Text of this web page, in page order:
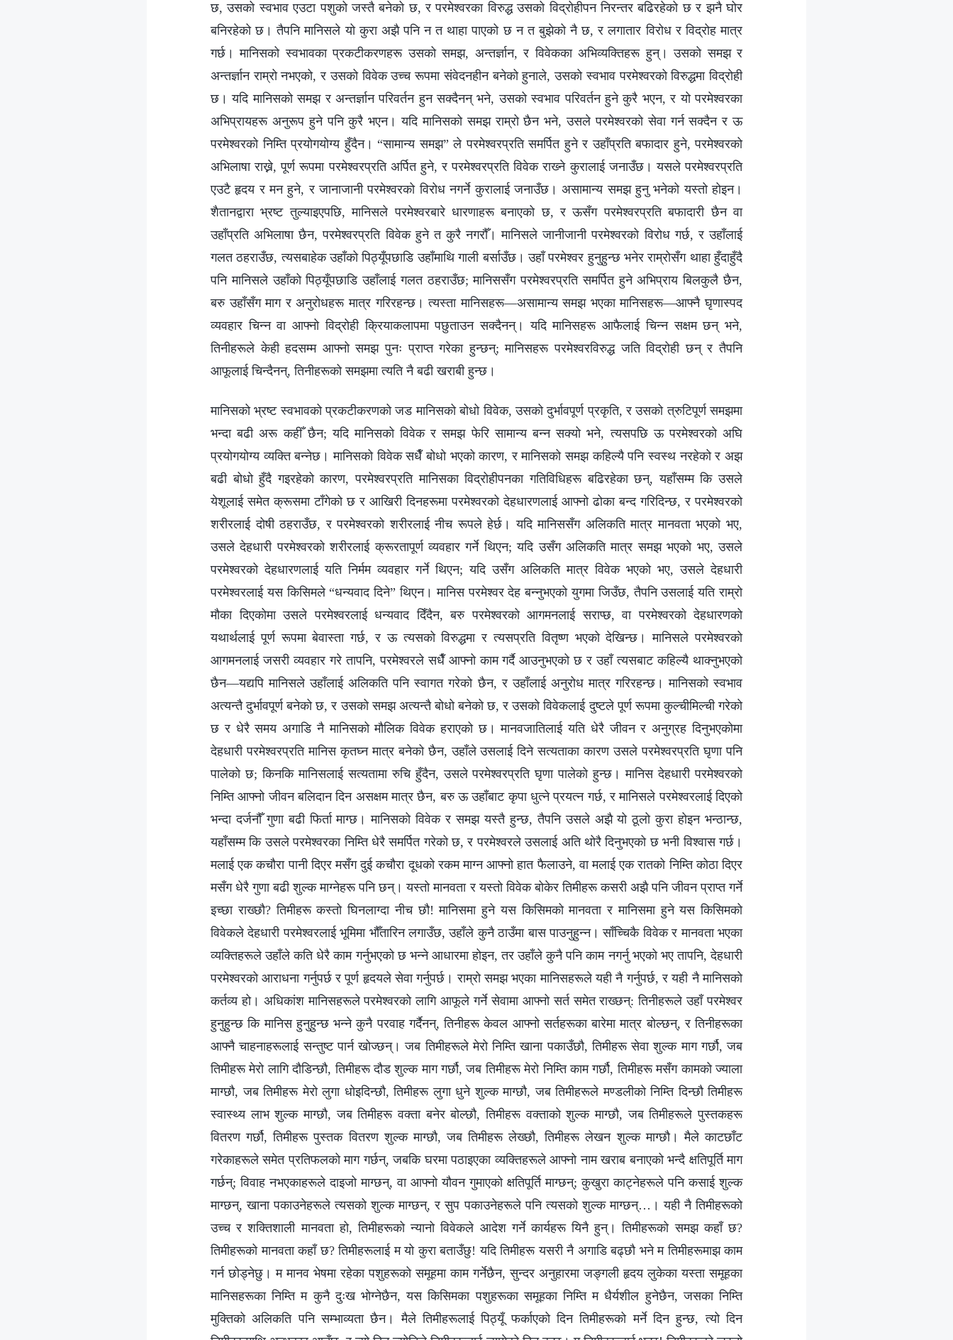
छ, उसको स्वभाव एउटा पशुको जस्तै बनेको छ, र परमेश्‍वरका विरुद्ध उसको विद्रोहीपन निरन्तर बढिरहेको छ र झनै घोर
बनिरहेको छ। तैपनि मानिसले यो कुरा अझै पनि न त थाहा पाएको छ न त बुझेको नै छ, र लगातार विरोध र विद्रोह मात्र
गर्छ। मानिसको स्वभावका प्रकटीकरणहरू उसको समझ, अन्तर्ज्ञान, र विवेकका अभिव्यक्तिहरू हुन्। उसको समझ र
अन्तर्ज्ञान राम्रो नभएको, र उसको विवेक उच्‍च रूपमा संवेदनहीन बनेको हुनाले, उसको स्वभाव परमेश्‍वरको विरुद्धमा विद्रोही
छ। यदि मानिसको समझ र अन्तर्ज्ञान परिवर्तन हुन सक्दैनन् भने, उसको स्वभाव परिवर्तन हुने कुरै भएन, र यो परमेश्‍वरका
अभिप्रायहरू अनुरूप हुने पनि कुरै भएन। यदि मानिसको समझ राम्रो छैन भने, उसले परमेश्‍वरको सेवा गर्न सक्दैन र ऊ
परमेश्‍वरको निम्ति प्रयोगयोग्य हुँदैन। “सामान्य समझ” ले परमेश्‍वरप्रति समर्पित हुने र उहाँप्रति बफादार हुने, परमेश्‍वरको
अभिलाषा राख्ने, पूर्ण रूपमा परमेश्‍वरप्रति अर्पित हुने, र परमेश्‍वरप्रति विवेक राख्‍ने कुरालाई जनाउँछ। यसले परमेश्‍वरप्रति
एउटै हृदय र मन हुने, र जानाजानी परमेश्‍वरको विरोध नगर्ने कुरालाई जनाउँछ। असामान्य समझ हुनु भनेको यस्तो होइन।
शैतानद्वारा भ्रष्‍ट तुल्याइएपछि, मानिसले परमेश्‍वरबारे धारणाहरू बनाएको छ, र ऊसँग परमेश्‍वरप्रति बफादारी छैन वा
उहाँप्रति अभिलाषा छैन, परमेश्‍वरप्रति विवेक हुने त कुरै नगरौँ। मानिसले जानीजानी परमेश्‍वरको विरोध गर्छ, र उहाँलाई
गलत ठहराउँछ, त्यसबाहेक उहाँको पिठ्यूँपछाडि उहाँमाथि गाली बर्साउँछ। उहाँ परमेश्‍वर हुनुहुन्छ भनेर राम्रोसँग थाहा हुँदाहुँदै
पनि मानिसले उहाँको पिठ्यूँपछाडि उहाँलाई गलत ठहराउँछ; मानिससँग परमेश्‍वरप्रति समर्पित हुने अभिप्राय बिलकुलै छैन,
बरु उहाँसँग माग र अनुरोधहरू मात्र गरिरहन्छ। त्यस्ता मानिसहरू—असामान्य समझ भएका मानिसहरू—आफ्नै घृणास्पद
व्यवहार चिन्न वा आफ्नो विद्रोही क्रियाकलापमा पछुताउन सक्दैनन्। यदि मानिसहरू आफैलाई चिन्‍न सक्षम छन् भने,
तिनीहरूले केही हदसम्म आफ्नो समझ पुनः प्राप्‍त गरेका हुन्छन्; मानिसहरू परमेश्‍वरविरुद्ध जति विद्रोही छन् र तैपनि
आफूलाई चिन्दैनन्, तिनीहरूको समझमा त्यति नै बढी खराबी हुन्छ।
मानिसको भ्रष्‍ट स्वभावको प्रकटीकरणको जड मानिसको बोधो विवेक, उसको दुर्भावपूर्ण प्रकृति, र उसको त्रुटिपूर्ण समझमा
भन्दा बढी अरू कहीँ छैन; यदि मानिसको विवेक र समझ फेरि सामान्य बन्‍न सक्यो भने, त्यसपछि ऊ परमेश्‍वरको अघि
प्रयोगयोग्य व्यक्ति बन्‍नेछ। मानिसको विवेक सधैँ बोधो भएको कारण, र मानिसको समझ कहिल्यै पनि स्वस्थ नरहेको र अझ
बढी बोधो हुँदै गइरहेको कारण, परमेश्‍वरप्रति मानिसका विद्रोहीपनका गतिविधिहरू बढिरहेका छन्, यहाँसम्‍म कि उसले
येशूलाई समेत क्रूसमा टाँगेको छ र आखिरी दिनहरूमा परमेश्‍वरको देहधारणलाई आफ्नो ढोका बन्द गरिदिन्छ, र परमेश्‍वरको
शरीरलाई दोषी ठहराउँछ, र परमेश्‍वरको शरीरलाई नीच रूपले हेर्छ। यदि मानिससँग अलिकति मात्र मानवता भएको भए,
उसले देहधारी परमेश्‍वरको शरीरलाई क्रूरतापूर्ण व्यवहार गर्ने थिएन; यदि उसँग अलिकति मात्र समझ भएको भए, उसले
परमेश्‍वरको देहधारणलाई यति निर्मम व्यवहार गर्ने थिएन; यदि उसँग अलिकति मात्र विवेक भएको भए, उसले देहधारी
परमेश्‍वरलाई यस किसिमले “धन्यवाद दिने” थिएन। मानिस परमेश्‍वर देह बन्‍नुभएको युगमा जिउँछ, तैपनि उसलाई यति राम्रो
मौका दिएकोमा उसले परमेश्‍वरलाई धन्यवाद दिँदैन, बरु परमेश्‍वरको आगमनलाई सराप्छ, वा परमेश्‍वरको देहधारणको
यथार्थलाई पूर्ण रूपमा बेवास्ता गर्छ, र ऊ त्यसको विरुद्धमा र त्यसप्रति वितृष्ण भएको देखिन्छ। मानिसले परमेश्‍वरको
आगमनलाई जसरी व्यवहार गरे तापनि, परमेश्‍वरले सधैँ आफ्नो काम गर्दै आउनुभएको छ र उहाँ त्यसबाट कहिल्यै थाक्नुभएको
छैन—यद्यपि मानिसले उहाँलाई अलिकति पनि स्वागत गरेको छैन, र उहाँलाई अनुरोध मात्र गरिरहन्छ। मानिसको स्वभाव
अत्यन्तै दुर्भावपूर्ण बनेको छ, र उसको समझ अत्यन्तै बोधो बनेको छ, र उसको विवेकलाई दुष्टले पूर्ण रूपमा कुल्चीमिल्ची गरेको
छ र धेरै समय अगाडि नै मानिसको मौलिक विवेक हराएको छ। मानवजातिलाई यति धेरै जीवन र अनुग्रह दिनुभएकोमा
देहधारी परमेश्‍वरप्रति मानिस कृतघ्न मात्र बनेको छैन, उहाँले उसलाई दिने सत्यताका कारण उसले परमेश्‍वरप्रति घृणा पनि
पालेको छ; किनकि मानिसलाई सत्यतामा रुचि हुँदैन, उसले परमेश्‍वरप्रति घृणा पालेको हुन्छ। मानिस देहधारी परमेश्‍वरको
निम्ति आफ्नो जीवन बलिदान दिन असक्षम मात्र छैन, बरु ऊ उहाँबाट कृपा धुत्ने प्रयत्‍न गर्छ, र मानिसले परमेश्‍वरलाई दिएको
भन्दा दर्जनौँ गुणा बढी फिर्ता माग्छ। मानिसको विवेक र समझ यस्तै हुन्छ, तैपनि उसले अझै यो ठूलो कुरा होइन भन्ठान्छ,
यहाँसम्म कि उसले परमेश्‍वरका निम्ति धेरै समर्पित गरेको छ, र परमेश्‍वरले उसलाई अति थोरै दिनुभएको छ भनी विश्‍वास गर्छ।
मलाई एक कचौरा पानी दिएर मसँग दुई कचौरा दूधको रकम माग्‍न आफ्नो हात फैलाउने, वा मलाई एक रातको निम्ति कोठा दिएर
मसँग धेरै गुणा बढी शुल्क माग्‍नेहरू पनि छन्। यस्तो मानवता र यस्तो विवेक बोकेर तिमीहरू कसरी अझै पनि जीवन प्राप्‍त गर्ने
इच्छा राख्छौ? तिमीहरू कस्तो घिनलाग्दा नीच छौ! मानिसमा हुने यस किसिमको मानवता र मानिसमा हुने यस किसिमको
विवेकले देहधारी परमेश्‍वरलाई भूमिमा भौँतारिन लगाउँछ, उहाँले कुनै ठाउँमा बास पाउनुहुन्‍न। साँच्‍चिकै विवेक र मानवता भएका
व्यक्तिहरूले उहाँले कति धेरै काम गर्नुभएको छ भन्‍ने आधारमा होइन, तर उहाँले कुनै पनि काम नगर्नु भएको भए तापनि, देहधारी
परमेश्‍वरको आराधना गर्नुपर्छ र पूर्ण हृदयले सेवा गर्नुपर्छ। राम्रो समझ भएका मानिसहरूले यही नै गर्नुपर्छ, र यही नै मानिसको
कर्तव्य हो। अधिकांश मानिसहरूले परमेश्‍वरको लागि आफूले गर्ने सेवामा आफ्नो सर्त समेत राख्छन्: तिनीहरूले उहाँ परमेश्‍वर
हुनुहुन्छ कि मानिस हुनुहुन्छ भन्‍ने कुनै परवाह गर्दैनन्, तिनीहरू केवल आफ्नो सर्तहरूका बारेमा मात्र बोल्छन्, र तिनीहरूका
आफ्नै चाहनाहरूलाई सन्‍तुष्‍ट पार्न खोज्छन्। जब तिमीहरूले मेरो निम्ति खाना पकाउँछौ, तिमीहरू सेवा शुल्क माग गर्छौ, जब
तिमीहरू मेरो लागि दौडिन्छौ, तिमीहरू दौड शुल्क माग गर्छौ, जब तिमीहरू मेरो निम्ति काम गर्छौ, तिमीहरू मसँग कामको ज्याला
माग्छौ, जब तिमीहरू मेरो लुगा धोइदिन्छौ, तिमीहरू लुगा धुने शुल्क माग्छौ, जब तिमीहरूले मण्डलीको निम्ति दिन्छौ तिमीहरू
स्वास्थ्य लाभ शुल्क माग्छौ, जब तिमीहरू वक्ता बनेर बोल्छौ, तिमीहरू वक्ताको शुल्क माग्छौ, जब तिमीहरूले पुस्तकहरू
वितरण गर्छौ, तिमीहरू पुस्तक वितरण शुल्क माग्छौ, जब तिमीहरू लेख्छौ, तिमीहरू लेखन शुल्क माग्छौ। मैले काटछाँट
गरेकाहरूले समेत प्रतिफलको माग गर्छन्, जबकि घरमा पठाइएका व्यक्तिहरूले आफ्नो नाम खराब बनाएको भन्दै क्षतिपूर्ति माग
गर्छन्; विवाह नभएकाहरूले दाइजो माग्छन्, वा आफ्नो यौवन गुमाएको क्षतिपूर्ति माग्छन्; कुखुरा काट्नेहरूले पनि कसाई शुल्क
माग्छन्, खाना पकाउनेहरूले त्यसको शुल्क माग्छन्, र सुप पकाउनेहरूले पनि त्यसको शुल्क माग्छन्…। यही नै तिमीहरूको
उच्‍च र शक्तिशाली मानवता हो, तिमीहरूको न्यानो विवेकले आदेश गर्ने कार्यहरू यिनै हुन्। तिमीहरूको समझ कहाँ छ?
तिमीहरूको मानवता कहाँ छ? तिमीहरूलाई म यो कुरा बताउँछु! यदि तिमीहरू यसरी नै अगाडि बढ्छौ भने म तिमीहरूमाझ काम
गर्न छोड्नेछु। म मानव भेषमा रहेका पशुहरूको समूहमा काम गर्नेछैन, सुन्दर अनुहारमा जङ्गली हृदय लुकेका यस्ता समूहका
मानिसहरूका निम्ति म कुनै दुःख भोग्‍नेछैन, यस किसिमका पशुहरूका समूहका निम्ति म धैर्यशील हुनेछैन, जसका निम्ति
मुक्तिको अलिकति पनि सम्भाव्यता छैन। मैले तिमीहरूलाई पिठ्यूँ फर्काएको दिन तिमीहरूको मर्ने दिन हुन्छ, त्यो दिन